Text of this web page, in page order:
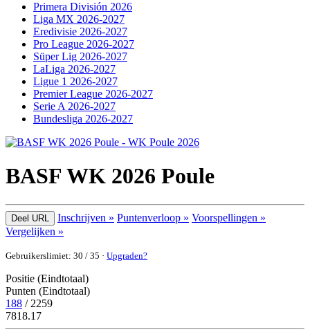
Primera División 2026
Liga MX 2026-2027
Eredivisie 2026-2027
Pro League 2026-2027
Süper Lig 2026-2027
LaLiga 2026-2027
Ligue 1 2026-2027
Premier League 2026-2027
Serie A 2026-2027
Bundesliga 2026-2027
BASF WK 2026 Poule
Deel URL Inschrijven » Puntenverloop » Voorspellingen »
Vergelijken »
Gebruikerslimiet: 30 / 35 · Upgraden?
Positie (Eindtotaal)
Punten (Eindtotaal)
188 / 2259
7818.17